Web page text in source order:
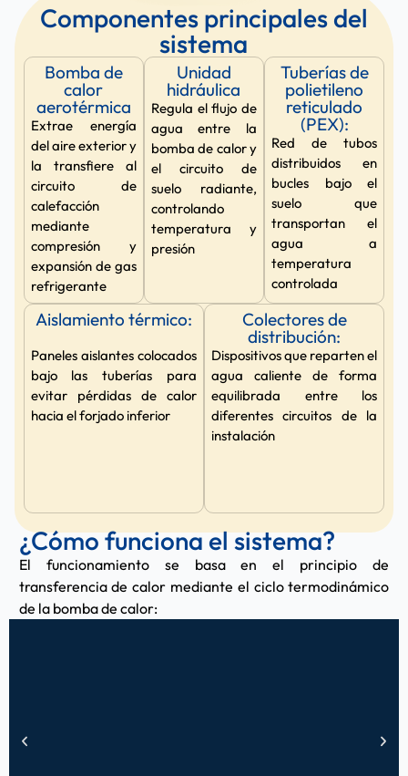
Componentes principales del
sistema
Bomba de
calor
aerotérmica
Extrae energía
del aire exterior y
la transfiere al
circuito de
calefacción
mediante
compresión y
expansión de gas
refrigerante
Unidad
hidráulica
Regula el flujo de
agua entre la
bomba de calor y
el circuito de
suelo radiante,
controlando
temperatura y
presión
Tuberías de
polietileno
reticulado
(PEX):
Red de tubos
distribuidos en
bucles bajo el
suelo que
transportan el
agua a
temperatura
controlada
Aislamiento térmico:
Paneles aislantes colocados
bajo las tuberías para
evitar pérdidas de calor
hacia el forjado inferior
Colectores de
distribución:
Dispositivos que reparten el
agua caliente de forma
equilibrada entre los
diferentes circuitos de la
instalación
¿Cómo funciona el sistema?
El funcionamiento se basa en el principio de
transferencia de calor mediante el ciclo termodinámico
de la bomba de calor: